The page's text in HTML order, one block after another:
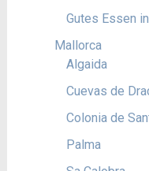
Gutes Essen
Mallorca
Algaida
Cuevas de
Colonia de
Palma